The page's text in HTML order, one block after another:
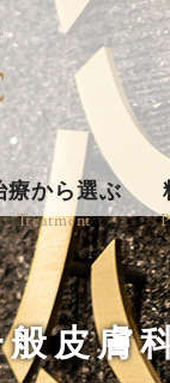
療から選ぶ
Treatment
般皮膚